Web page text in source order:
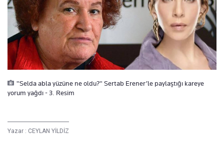
"Selda abla yüzüne ne oldu?" Sertab Erener’le paylaştığı kareye
yorum yağdı - 3. Resim
Yazar : CEYLAN YİLDİZ